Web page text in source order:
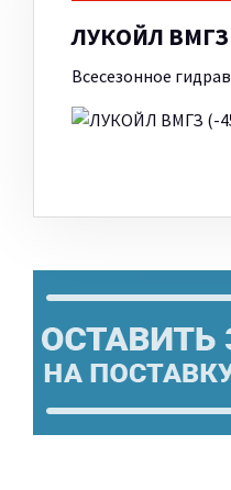
ЛУКОЙЛ ВМГЗ
Всесезонное